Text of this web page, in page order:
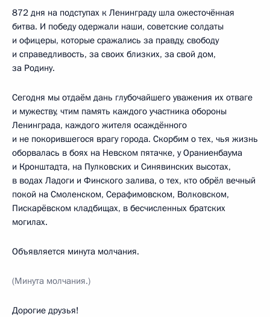
872 дня на подступах к Ленинграду шла ожесточённая
битва. И победу одержали наши, советские солдаты
и офицеры, которые сражались за правду, свободу
и справедливость, за своих близких, за свой дом,
за Родину.
Сегодня мы отдаём дань глубочайшего уважения их отваге
и мужеству, чтим память каждого участника обороны
Ленинграда, каждого жителя осаждённого
и не покорившегося врагу города. Скорбим о тех, чья жизнь
оборвалась в боях на Невском пятачке, у Ораниенбаума
и Кронштадта, на Пулковских и Синявинских высотах,
в водах Ладоги и Финского залива, о тех, кто обрёл вечный
покой на Смоленском, Серафимовском, Волковском,
Пискарёвском кладбищах, в бесчисленных братских
могилах.
Объявляется минута молчания.
(Минута молчания.)
Дорогие друзья!